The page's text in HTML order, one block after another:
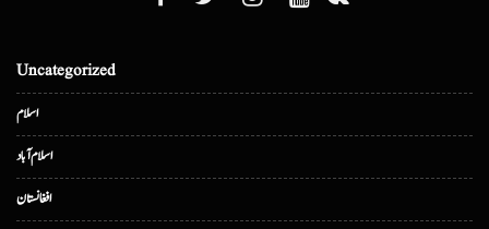
Uncategorized
اسلام
اسلام آباد
افغانستان